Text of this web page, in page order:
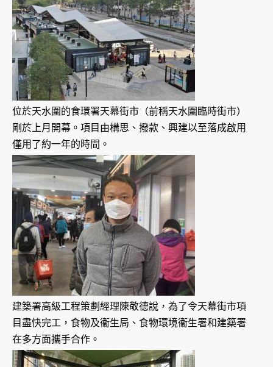
位於天水圍的食環署天幕街市（前稱天水圍臨時街市）
剛於上月開幕。項目由構思、撥款、興建以至落成啟用
僅用了約一年的時間。
建築署高級工程策劃經理陳敬德說，為了令天幕街市項
目盡快完工，食物及衞生局、食物環境衞生署和建築署
在多方面攜手合作。